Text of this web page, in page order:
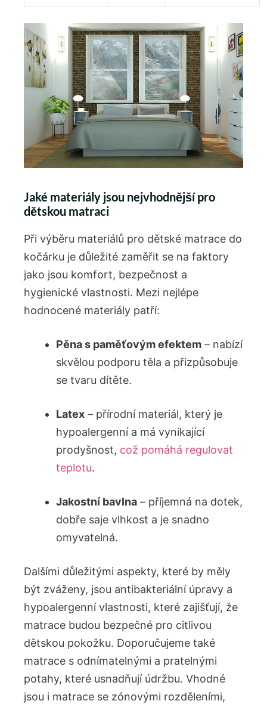
Jaké materiály jsou nejvhodnější pro
dětskou matraci
Při výběru materiálů pro dětské matrace do
kočárku je důležité zaměřit se na faktory
jako jsou komfort, bezpečnost a
hygienické vlastnosti. Mezi nejlépe
hodnocené materiály patří:
Pěna s paměťovým efektem – nabízí
skvělou podporu těla a přizpůsobuje
se tvaru dítěte.
Latex – přírodní materiál, který je
hypoalergenní a má vynikající
prodyšnost, což pomáhá regulovat
teplotu.
Jakostní bavlna – příjemná na dotek,
dobře saje vlhkost a je snadno
omyvatelná.
Dalšími důležitými aspekty, které by měly
být zváženy, jsou antibakteriální úpravy a
hypoalergenní vlastnosti, které zajišťují, že
matrace budou bezpečné pro citlivou
dětskou pokožku. Doporučujeme také
matrace s odnímatelnými a pratelnými
potahy, které usnadňují údržbu. Vhodné
jsou i matrace se zónovými rozděleními,